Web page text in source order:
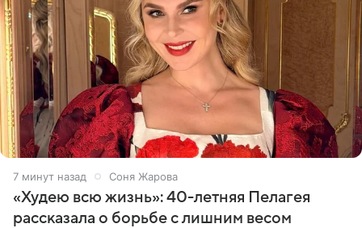
7 минут назад Соня Жарова
«Худею всю жизнь»: 40-летняя Пелагея
рассказала о борьбе с лишним весом